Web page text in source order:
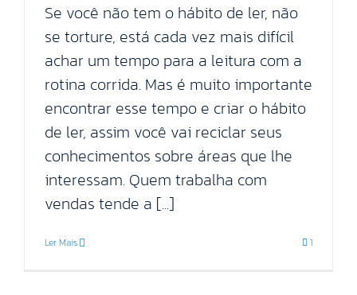
Se você não tem o hábito de ler, não
se torture, está cada vez mais difícil
achar um tempo para a leitura com a
rotina corrida. Mas é muito importante
encontrar esse tempo e criar o hábito
de ler, assim você vai reciclar seus
conhecimentos sobre áreas que lhe
interessam. Quem trabalha com
vendas tende a [...]
Ler Mais 1